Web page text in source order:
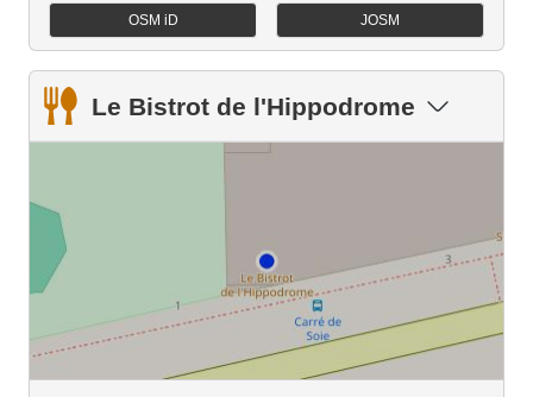
OSM iD JOSM
Le Bistrot de l'Hippodrome